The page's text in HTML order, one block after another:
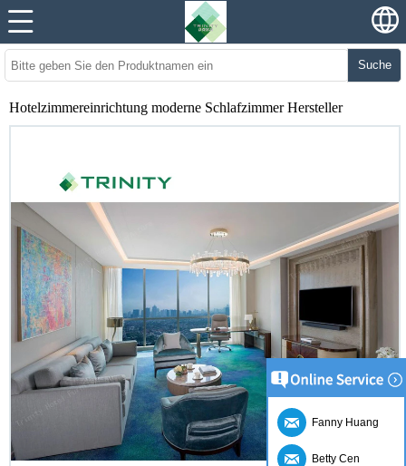
Suche
Hotelzimmereinrichtung moderne Schlafzimmer Hersteller
Fanny Huang
Betty Cen